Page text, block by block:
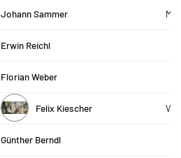
Johann Sammer
Erwin Reichl
Florian Weber
Felix Kiescher
Günther Berndl